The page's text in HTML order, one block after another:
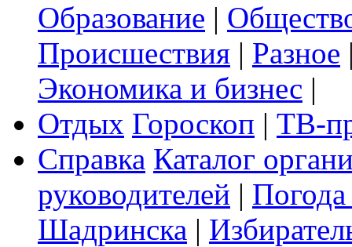
Образование |
Происшествия | Разное
Экономика и бизнес |
Отдых Гороскоп | ТВ-
Справка Каталог
руководителей |
Шадринска |